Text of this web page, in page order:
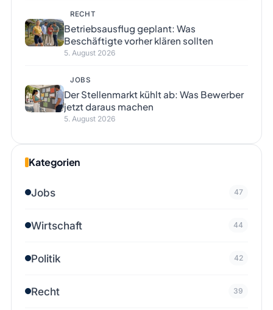
RECHT
Betriebsausflug geplant: Was
Beschäftigte vorher klären sollten
5. August 2026
JOBS
Der Stellenmarkt kühlt ab: Was Bewerber
jetzt daraus machen
5. August 2026
Kategorien
Jobs 47
Wirtschaft 44
Politik 42
Recht 39